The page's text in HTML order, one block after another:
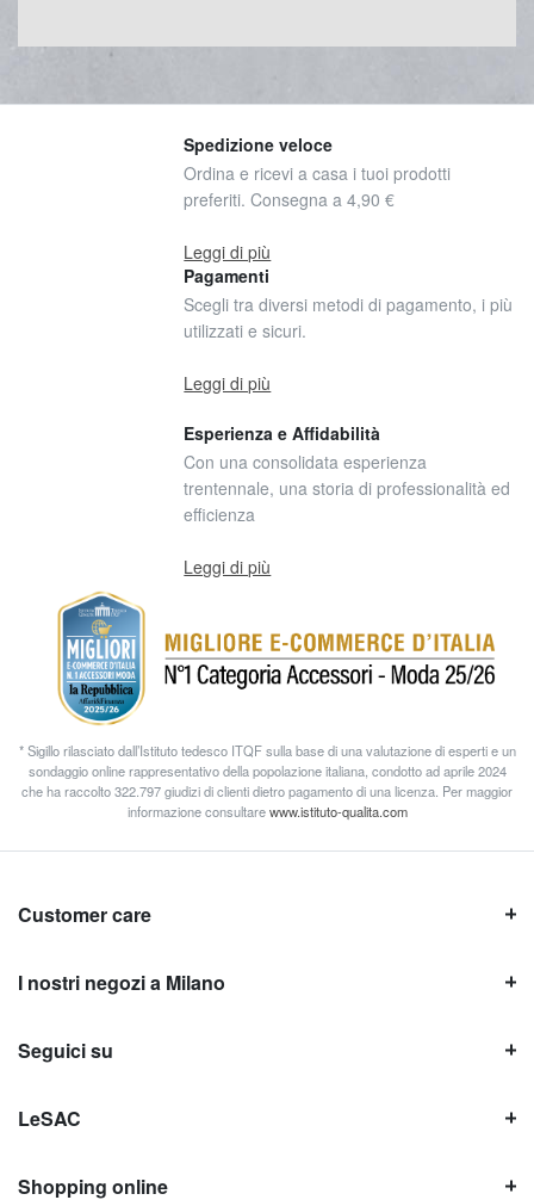
Spedizione veloce
Ordina e ricevi a casa i tuoi prodotti
preferiti. Consegna a 4,90 €
Leggi di più
Pagamenti
Scegli tra diversi metodi di pagamento, i più
utilizzati e sicuri.
Leggi di più
Esperienza e Affidabilità
Con una consolidata esperienza
trentennale, una storia di professionalità ed
efficienza
Leggi di più
* Sigillo rilasciato dall’Istituto tedesco ITQF sulla base di una valutazione di esperti e un
sondaggio online rappresentativo della popolazione italiana, condotto ad aprile 2024
che ha raccolto 322.797 giudizi di clienti dietro pagamento di una licenza. Per maggior
informazione consultarewww.istituto-qualita.com
Customer care
I nostri negozi a Milano
Seguici su
LeSAC
Shopping online